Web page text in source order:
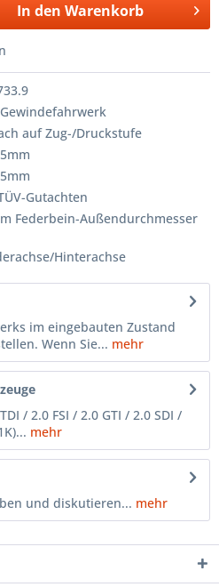
In den Warenkorb
Gewindefahrwerk
auf Zug-/Druckstufe
Gutachten
Federbein-Außendurchmesser
Hinterachse
im eingebauten Zustand
Wenn Sie... mehr
/ 2.0 FSI / 2.0 GTI / 2.0 SDI /
mehr
und diskutieren... mehr